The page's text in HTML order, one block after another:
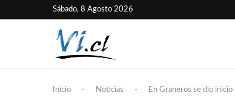
Sábado, 8 Agosto 2026
Inicio - Noticias - En Graneros se dio